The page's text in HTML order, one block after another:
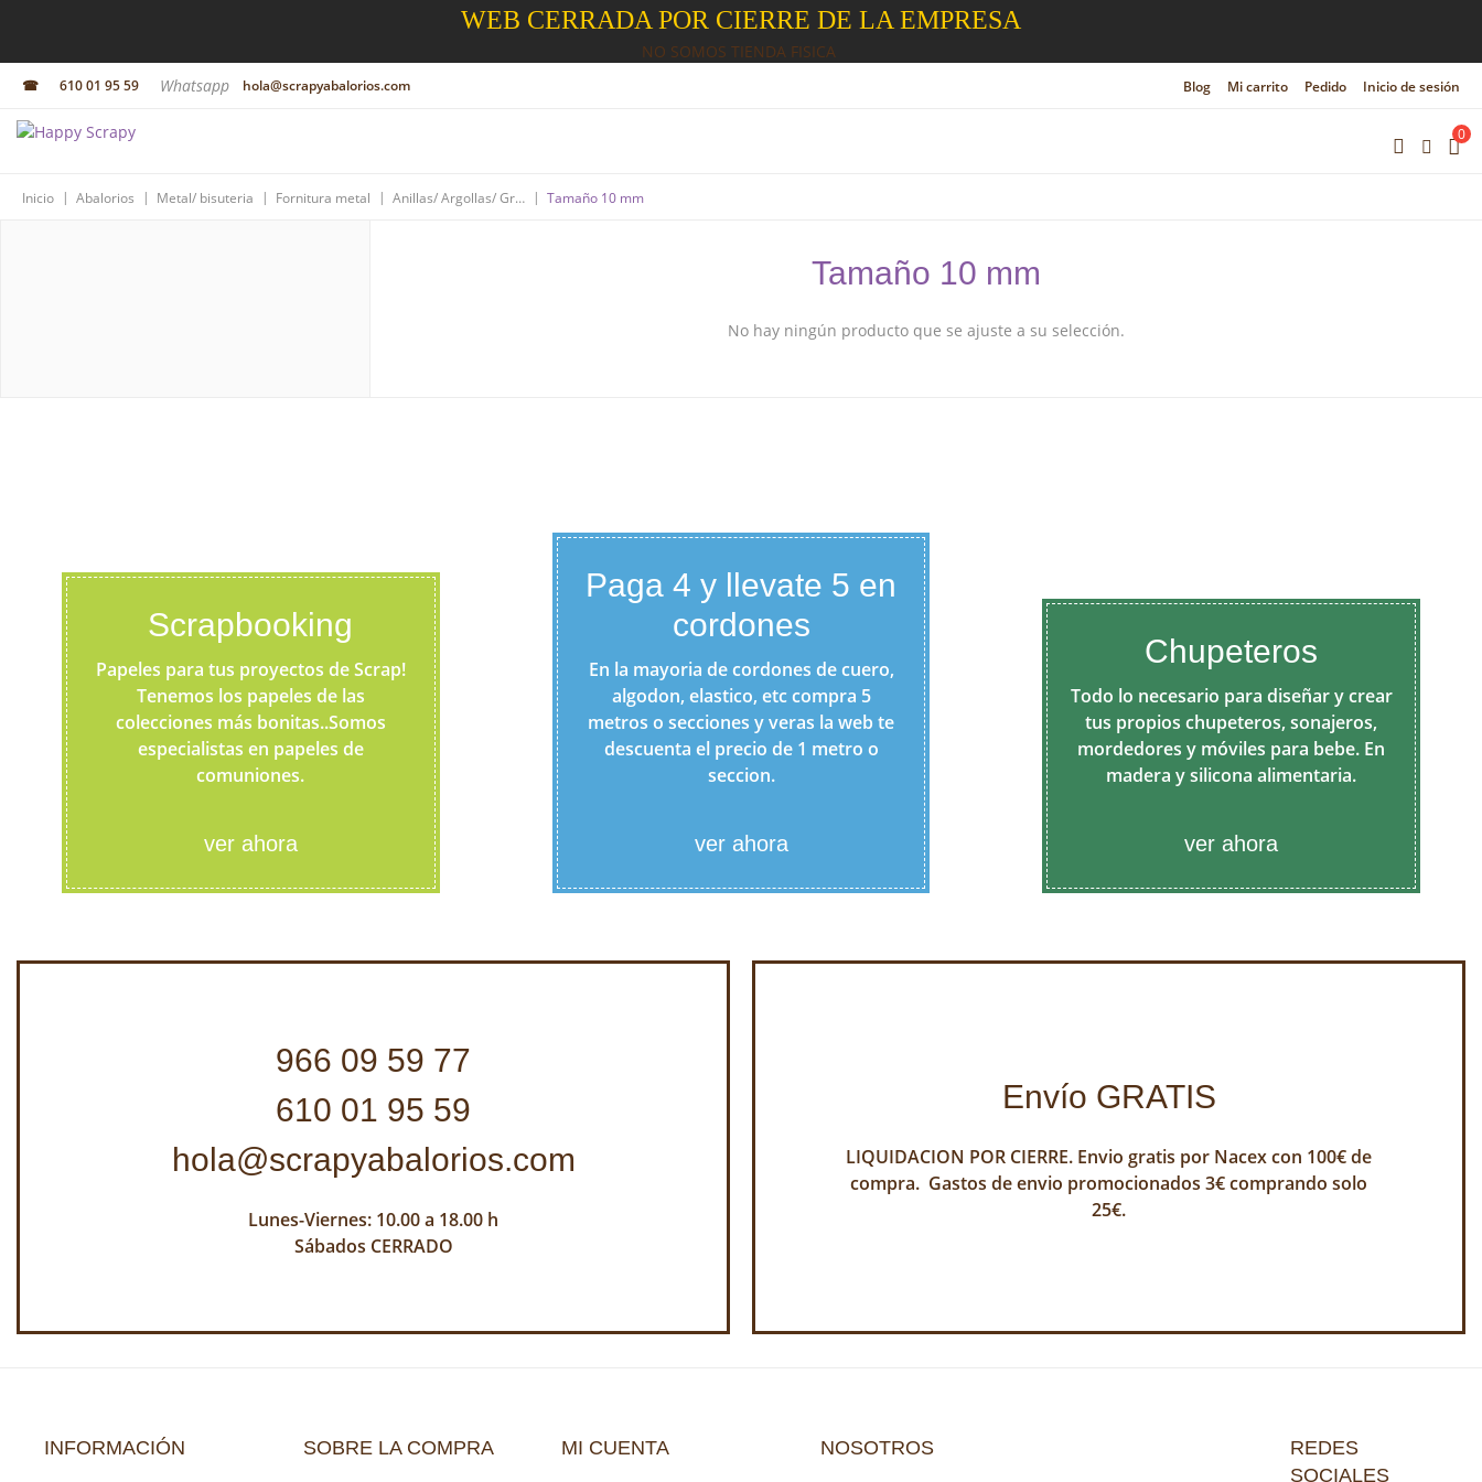
WEB CERRADA POR CIERRE DE LA EMPRESA
NO SOMOS TIENDA FISICA
☎ 610 01 95 59 Whatsapp hola@scrapyabalorios.com Blog Mi carrito Pedido Inicio de sesión
0
Inicio | Abalorios | Metal/ bisuteria | Fornitura metal | Anillas/ Argollas/ Grapas | Tamaño 10 mm
Tamaño 10 mm
No hay ningún producto que se ajuste a su selección.
Scrapbooking
Papeles para tus proyectos de Scrap!
Tenemos los papeles de las
colecciones más bonitas..Somos
especialistas en papeles de
comuniones.
ver ahora
Paga 4 y llevate 5 en
cordones
En la mayoria de cordones de cuero,
algodon, elastico, etc compra 5
metros o secciones y veras la web te
descuenta el precio de 1 metro o
seccion.
ver ahora
Chupeteros
Todo lo necesario para diseñar y crear
tus propios chupeteros, sonajeros,
mordedores y móviles para bebe. En
madera y silicona alimentaria.
ver ahora
966 09 59 77
610 01 95 59
hola@scrapyabalorios.com
Lunes-Viernes: 10.00 a 18.00 h
Sábados CERRADO
Envío GRATIS
LIQUIDACION POR CIERRE. Envio gratis por Nacex con 100€ de
compra. Gastos de envio promocionados 3€ comprando solo
25€.
REDES
SOCIALES
INFORMACIÓN SOBRE LA COMPRA MI CUENTA NOSOTROS